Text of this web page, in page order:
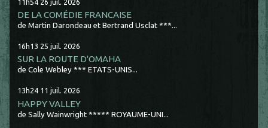
DE LA COMÉDIE FRANCAISE
de Martin Darondeau et Bertrand Usclat ***...
16h13 25 juil. 2026
SUR LA ROUTE D'OMAHA
de Cole Webley *** ETATS-UNIS...
13h24 11 juil. 2026
HAPPY VALLEY
de Sally Wainwright ***** ROYAUME-UNI...